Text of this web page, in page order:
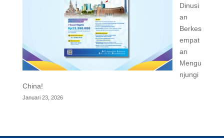
Dinusi
an
Berkes
empat
an
Mengu
njungi
China!
Januari 23, 2026